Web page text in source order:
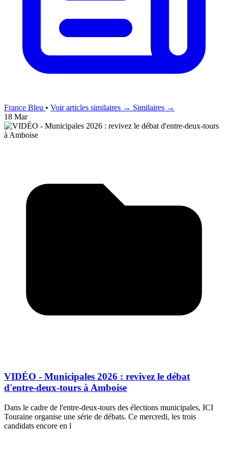
France Bleu • Voir articles similaires → Similaires →
18 Mar
VIDÉO - Municipales 2026 : revivez le débat
d'entre-deux-tours à Amboise
Dans le cadre de l'entre-deux-tours des élections municipales, ICI
Touraine organise une série de débats. Ce mercredi, les trois
candidats encore en l